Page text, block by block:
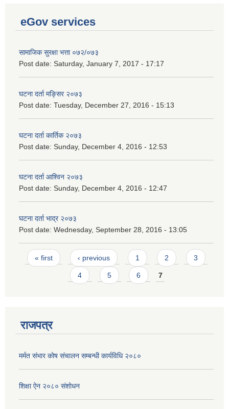
eGov services
सामाजिक सुरक्षा भत्ता ०७२/०७३
Post date: Saturday, January 7, 2017 - 17:17
घटना दर्ता मङ्सिर २०७३
Post date: Tuesday, December 27, 2016 - 15:13
घटना दर्ता कार्तिक २०७३
Post date: Sunday, December 4, 2016 - 12:53
घटना दर्ता आश्विन २०७३
Post date: Sunday, December 4, 2016 - 12:47
घटना दर्ता भाद्र २०७३
Post date: Wednesday, September 28, 2016 - 13:05
Pages
« first ‹ previous 1 2 3
4 5 6 7
राजपत्र
मर्मत संभार कोष संचालन सम्बन्धी कार्यविधि २०८०
शिक्षा ऐन २०८० संशोधन